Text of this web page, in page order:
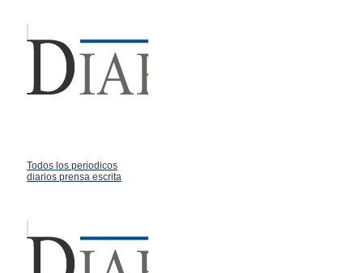
Todos los periodicos
diarios prensa escrita